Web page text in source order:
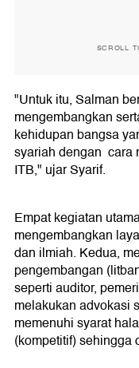
SCROLL
"Untuk itu, Salman
mengembangkan
kehidupan bangsa
syariah dengan cara
ITB," ujar Syarif.
Empat kegiatan
mengembangkan
dan ilmiah. Kedua,
pengembangan
seperti auditor,
melakukan advokasi
memenuhi syarat
(kompetitif) sehingga